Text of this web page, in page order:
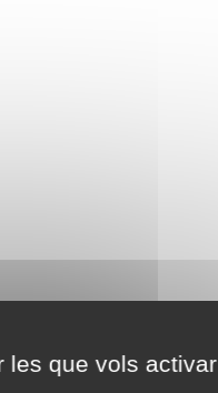
les que vols activar